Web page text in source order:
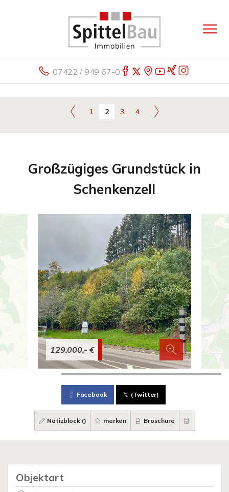
07422 / 949 67-0
1 2 3 4
Großzügiges Grundstück in
Schenkenzell
129.000,- €
Facebook (Twitter)
Notizblock () merken Broschüre
Objektart